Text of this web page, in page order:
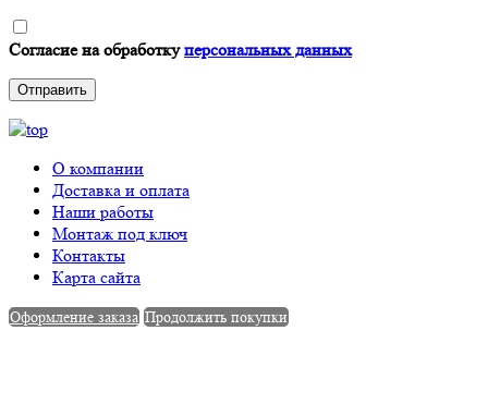
Согласие на обработкуперсональных данных
О компании
Доставка и оплата
Наши работы
Монтаж под ключ
Контакты
Карта сайта
Оформление заказа Продолжить покупки